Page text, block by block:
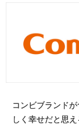
コンビブランド
しく幸せだと思